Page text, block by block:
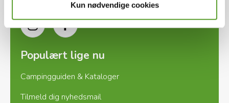
Kun nødvendige cookies
InstagramFacebook
Populært lige nu
Campingguiden & Kataloger
Tilmeld dig nyhedsmail